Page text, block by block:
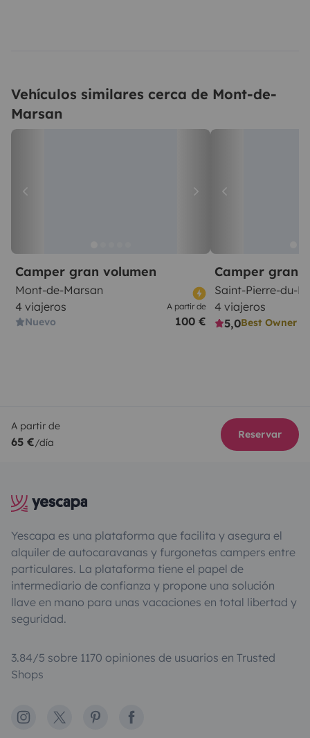
Vehículos similares cerca de Mont-de-
Marsan
Camper gran volumen
Mont-de-Marsan
4 viajeros
Nuevo
A partir de
100 €
Camper gran
Saint-Pierre-du-
4 viajeros
5,0Best Owner
A partir de
65 €/día
Reservar
Yescapa es una plataforma que facilita y asegura el
alquiler de autocaravanas y furgonetas campers entre
particulares. La plataforma tiene el papel de
intermediario de confianza y propone una solución
llave en mano para unas vacaciones en total libertad y
seguridad.
3.84/5 sobre 1170 opiniones de usuarios en Trusted
Shops
Instagram
X PinterestFacebook